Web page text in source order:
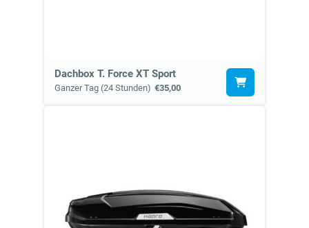
Dachbox T. Force XT Sport
Ganzer Tag (24 Stunden) €35,00